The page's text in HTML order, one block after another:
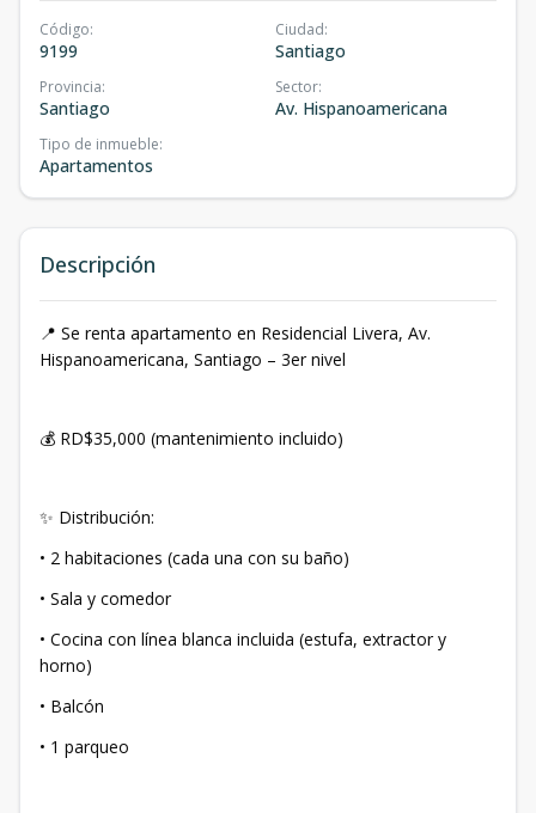
Código:
9199
Ciudad:
Santiago
Provincia:
Santiago
Sector:
Av. Hispanoamericana
Tipo de inmueble:
Apartamentos
Descripción
📍 Se renta apartamento en Residencial Livera, Av.
Hispanoamericana, Santiago – 3er nivel
💰 RD$35,000 (mantenimiento incluido)
✨ Distribución:
• 2 habitaciones (cada una con su baño)
• Sala y comedor
• Cocina con línea blanca incluida (estufa, extractor y
horno)
• Balcón
• 1 parqueo